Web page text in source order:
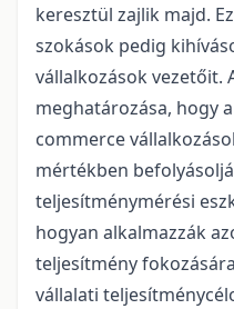
keresztül zajlik majd.
szokások pedig
vállalkozások vezetőit.
meghatározása, hogy
commerce
mértékben
teljesítménymérési
hogyan alkalmazzák
teljesítmény
vállalati